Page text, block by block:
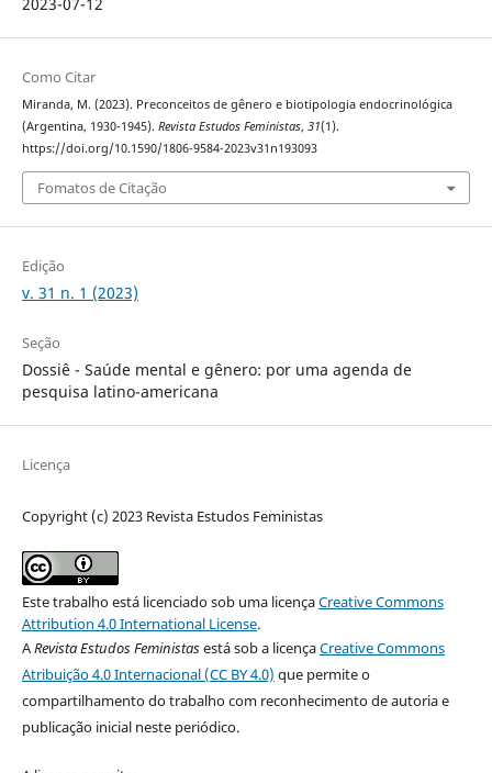
Como Citar
Miranda, M. (2023). Preconceitos de gênero e biotipologia endocrinológica
(Argentina, 1930-1945). Revista Estudos Feministas, 31(1).
https://doi.org/10.1590/1806-9584-2023v31n193093
Fomatos de Citação
Edição
v. 31 n. 1 (2023)
Seção
Dossiê - Saúde mental e gênero: por uma agenda de
pesquisa latino-americana
Licença
Copyright (c) 2023 Revista Estudos Feministas
Este trabalho está licenciado sob uma licençaCreative Commons
Attribution 4.0 International License.
ARevista Estudos Feministasestá sob a licençaCreative Commons
Atribuição 4.0 Internacional (CC BY 4.0) que permite o
compartilhamento do trabalho com reconhecimento de autoria e
publicação inicial neste periódico.